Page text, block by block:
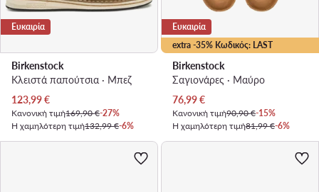
Ευκαιρία
Birkenstock
Κλειστά παπούτσια · Μπεζ
Τρέχουσα τιμή
123,99€
Κανονική τιμή169,90 €-27%
Η χαμηλότερη τιμή132,99 €-6%
extra -35% Κωδικός: LAST
Ευκαιρία
Birkenstock
Σαγιονάρες · Μαύρο
Τρέχουσα τιμή
76,99€
Κανονική τιμή90,90 €-15%
Η χαμηλότερη τιμή81,99 €-6%